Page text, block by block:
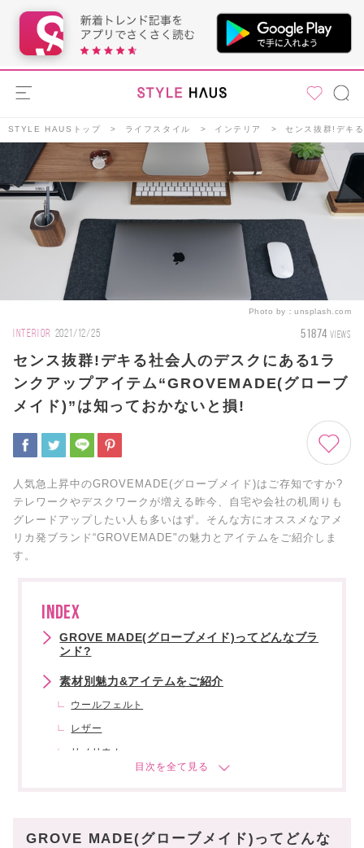
STYLE HAUSトップ ライフスタイル インテリア センス抜群!デキ
Photo by： unsplash.com
INTERIOR 2021/12/25 51874 VIEWS
センス抜群!デキる社会人のデスクにある1ラ
ンクアップアイテム“GROVEMADE(グローブ
メイド)”は知っておかないと損!
人気急上昇中のGROVEMADE(グローブメイド)はご存知ですか?
テレワークやデスクワークが増える昨今、自宅や会社の机周りも
グレードアップしたい人も多いはず。そんな方にオススメなアメ
リカ発ブランド“GROVEMADE"の魅力とアイテムをご紹介しま
す。
INDEX
GROVE MADE(グローブメイド)ってどんなブラ
ンド?
素材別魅力&アイテムをご紹介
ウールフェルト
レザー
リノリウム
GROVE MADE(グローブメイド)ってどんな